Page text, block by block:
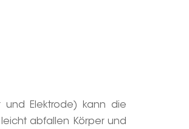
und Elektrode) kann die
abfallen Körper und